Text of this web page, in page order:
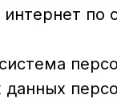
интернет
данных